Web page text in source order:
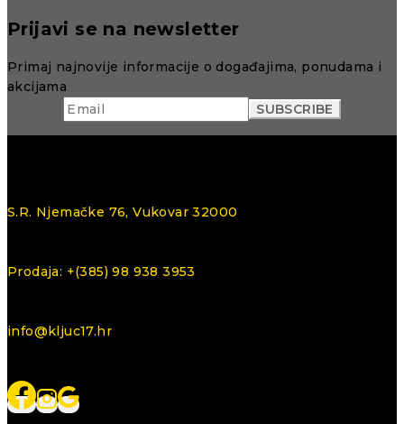
Prijavi se na newsletter
Primaj najnovije informacije o događajima, ponudama i
akcijama
S.R. Njemačke 76, Vukovar 32000
Prodaja: +(385) 98 938 3953
info@kljuc17.hr